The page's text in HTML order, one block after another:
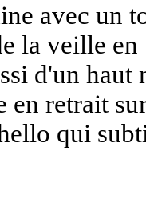
avec un
la veille
d'un
retrait
qui